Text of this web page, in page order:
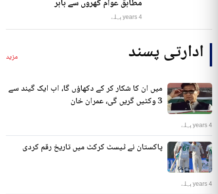
مطابق عوام گھروں سے باہر
4 years پہلے
ادارتی پسند مزید
میں ان کا شکار کر کے دکھاؤں گا، اب ایک گیند سے
3 وکٹیں گریں گی، عمران خان
4 years پہلے
پاکستان نے ٹیسٹ کرکٹ میں تاریخ رقم کردی
4 years پہلے